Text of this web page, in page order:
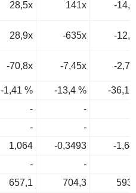
28,5x 141x -
28,9x -635x -
-70,8x -7,45x -
-1,41 % -13,4 %
-36,1
-
-
-
-
1,064 -0,3493
-
-
-
657,1 704,3